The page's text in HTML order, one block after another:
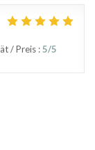
/ Preis :5/5